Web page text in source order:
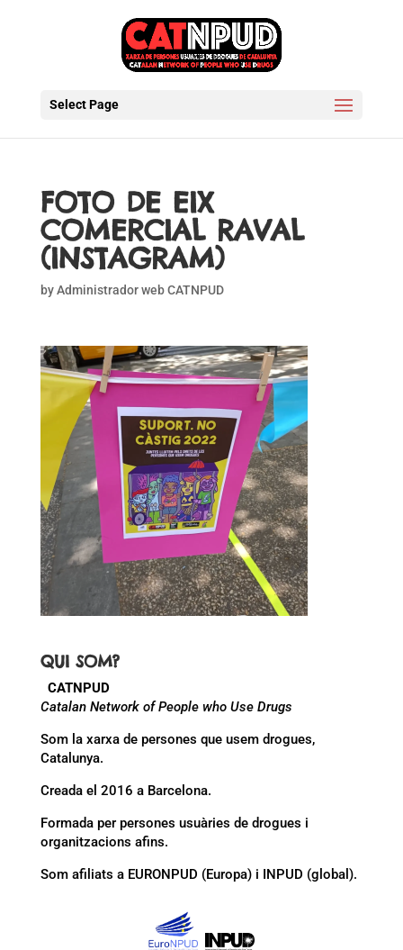
Select Page
FOTO DE EIX
COMERCIAL RAVAL
(INSTAGRAM)
byAdministrador web CATNPUD
QUI SOM?
CATNPUD
Catalan Network of People who Use Drugs
Som la xarxa de persones que usem drogues,
Catalunya.
Creada el 2016 a Barcelona.
Formada per persones usuàries de drogues i
organitzacions afins.
Som afiliats a EURONPUD (Europa) i INPUD (global).